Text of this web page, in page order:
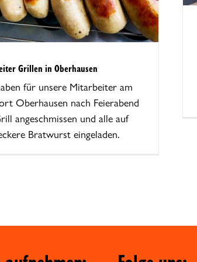
Grillen in Oberhausen
für unsere Mitarbeiter am
Oberhausen nach Feierabend
angeschmissen und alle auf
Bratwurst eingeladen.